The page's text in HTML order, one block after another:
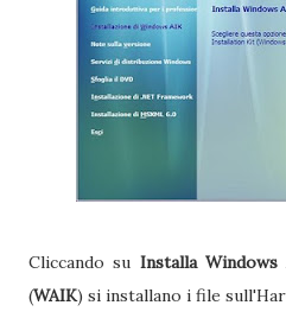
Cliccando su Installa
(WAIK) si installano i file